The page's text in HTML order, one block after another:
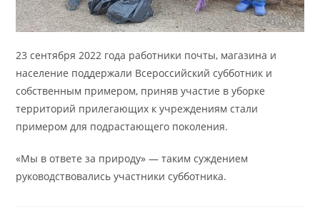
23 сентября 2022 года работники почты, магазина и
население поддержали Всероссийский субботник и
собственным примером, приняв участие в уборке
территорий прилегающих к учреждениям стали
примером для подрастающего поколения.
«Мы в ответе за природу» — таким суждением
руководствовались участники субботника.